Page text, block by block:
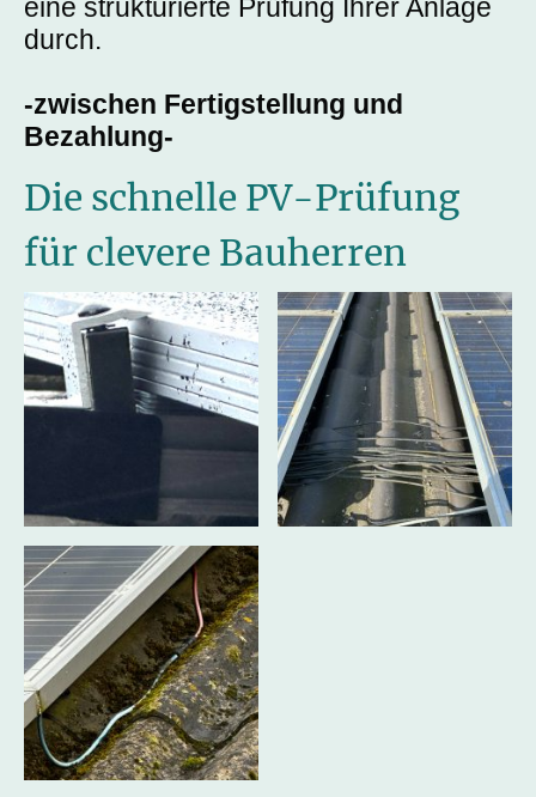
Die schnelle PV-Prüfung
für clevere Bauherren
eine strukturierte Prüfung Ihrer Anlage
durch.
-zwischen Fertigstellung und
Bezahlung-